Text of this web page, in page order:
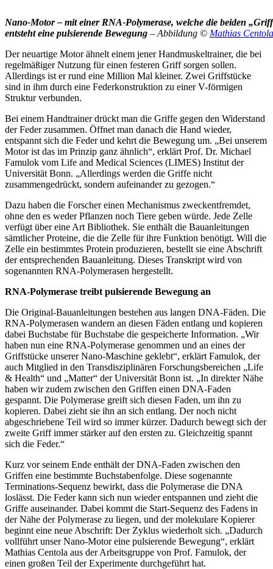
Nano-Motor – mit einer RNA-Polymerase, welche die beiden
entsteht eine pulsierende Bewegung – Abbildung © Mathias
Der neuartige Motor ähnelt einem jener Handmuskeltrainer, die bei
regelmäßiger Nutzung für einen festeren Griff sorgen sollen.
Allerdings ist er rund eine Million Mal kleiner. Zwei Griffstücke
sind in ihm durch eine Federkonstruktion zu einer V-förmigen
Struktur verbunden.
Bei einem Handtrainer drückt man die Griffe gegen den Widerstand
der Feder zusammen. Öffnet man danach die Hand wieder,
entspannt sich die Feder und kehrt die Bewegung um. „Bei unserem
Motor ist das im Prinzip ganz ähnlich“, erklärt Prof. Dr. Michael
Famulok vom Life and Medical Sciences (LIMES) Institut der
Universität Bonn. „Allerdings werden die Griffe nicht
zusammengedrückt, sondern aufeinander zu gezogen.“
Dazu haben die Forscher einen Mechanismus zweckentfremdet,
ohne den es weder Pflanzen noch Tiere geben würde. Jede Zelle
verfügt über eine Art Bibliothek. Sie enthält die Bauanleitungen
sämtlicher Proteine, die die Zelle für ihre Funktion benötigt. Will die
Zelle ein bestimmtes Protein produzieren, bestellt sie eine Abschrift
der entsprechenden Bauanleitung. Dieses Transkript wird von
sogenannten RNA-Polymerasen hergestellt.
RNA-Polymerase treibt pulsierende Bewegung an
Die Original-Bauanleitungen bestehen aus langen DNA-Fäden. Die
RNA-Polymerasen wandern an diesen Fäden entlang und kopieren
dabei Buchstabe für Buchstabe die gespeicherte Information. „Wir
haben nun eine RNA-Polymerase genommen und an eines der
Griffstücke unserer Nano-Maschine geklebt“, erklärt Famulok, der
auch Mitglied in den Transdisziplinären Forschungsbereichen „Life
& Health“ und „Matter“ der Universität Bonn ist. „In direkter Nähe
haben wir zudem zwischen den Griffen einen DNA-Faden
gespannt. Die Polymerase greift sich diesen Faden, um ihn zu
kopieren. Dabei zieht sie ihn an sich entlang. Der noch nicht
abgeschriebene Teil wird so immer kürzer. Dadurch bewegt sich der
zweite Griff immer stärker auf den ersten zu. Gleichzeitig spannt
sich die Feder.“
Kurz vor seinem Ende enthält der DNA-Faden zwischen den
Griffen eine bestimmte Buchstabenfolge. Diese sogenannte
Terminations-Sequenz bewirkt, dass die Polymerase die DNA
loslässt. Die Feder kann sich nun wieder entspannen und zieht die
Griffe auseinander. Dabei kommt die Start-Sequenz des Fadens in
der Nähe der Polymerase zu liegen, und der molekulare Kopierer
beginnt eine neue Abschrift: Der Zyklus wiederholt sich. „Dadurch
vollführt unser Nano-Motor eine pulsierende Bewegung“, erklärt
Mathias Centola aus der Arbeitsgruppe von Prof. Famulok, der
einen großen Teil der Experimente durchgeführt hat.